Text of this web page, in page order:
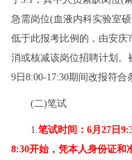
急需岗位(血液内科实验室
低于此报考比例的，由安
消或核减该岗位招聘计划。
9日8:00-17:30期间改报符合
(二)笔试
1.笔试时间：6月27日
8:30开始，凭本人身份证和